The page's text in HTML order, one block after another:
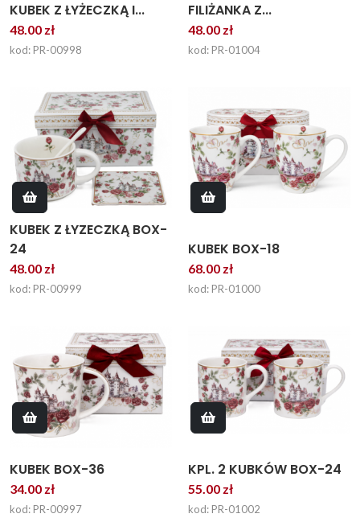
KUBEK Z ŁYŻECZKĄ I...
48.00 zł
kod: PR-00998
FILIŻANKA Z...
48.00 zł
kod: PR-01004
KUBEK Z ŁYZECZKĄ BOX-
24
48.00 zł
kod: PR-00999
KUBEK BOX-18
68.00 zł
kod: PR-01000
KUBEK BOX-36
34.00 zł
kod: PR-00997
KPL. 2 KUBKÓW BOX-24
55.00 zł
kod: PR-01002